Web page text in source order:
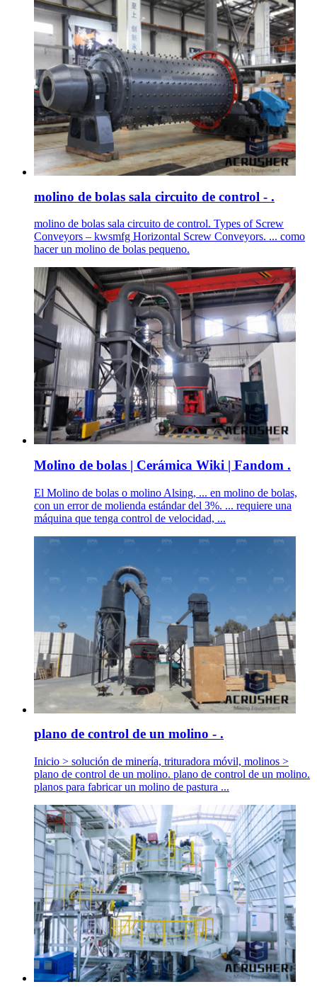
molino de bolas sala circuito de control - .
molino de bolas sala circuito de control. Types of Screw
Conveyors – kwsmfg Horizontal Screw Conveyors. ... como
hacer un molino de bolas pequeno.
Molino de bolas | Cerámica Wiki | Fandom .
El Molino de bolas o molino Alsing, ... en molino de bolas,
con un error de molienda estándar del 3%. ... requiere una
máquina que tenga control de velocidad, ...
plano de control de un molino - .
Inicio > solución de minería, trituradora móvil, molinos >
plano de control de un molino. plano de control de un molino.
planos para fabricar un molino de pastura ...